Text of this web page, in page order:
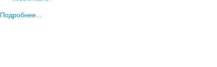
Подробнее...